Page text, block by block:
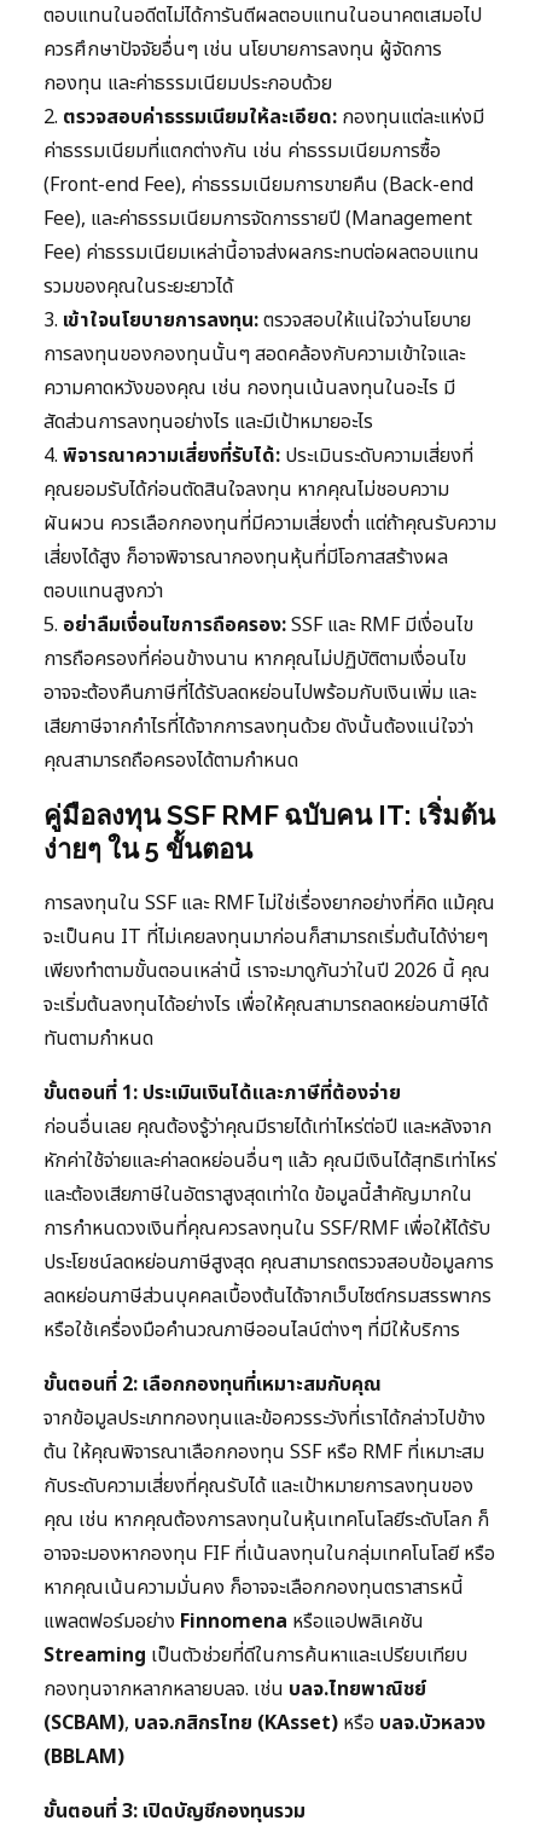
ตอบแทนในอดีตไม่ได้การันตีผลตอบแทนในอนาคตเสมอไป
ควรศึกษาปัจจัยอื่นๆ เช่น นโยบายการลงทุน ผู้จัดการ
กองทุน และค่าธรรมเนียมประกอบด้วย
2. ตรวจสอบค่าธรรมเนียมให้ละเอียด: กองทุนแต่ละแห่งมี
ค่าธรรมเนียมที่แตกต่างกัน เช่น ค่าธรรมเนียมการซื้อ
(Front-end Fee), ค่าธรรมเนียมการขายคืน (Back-end
Fee), และค่าธรรมเนียมการจัดการรายปี (Management
Fee) ค่าธรรมเนียมเหล่านี้อาจส่งผลกระทบต่อผลตอบแทน
รวมของคุณในระยะยาวได้
3. เข้าใจนโยบายการลงทุน:ตรวจสอบให้แน่ใจว่านโยบาย
การลงทุนของกองทุนนั้นๆ สอดคล้องกับความเข้าใจและ
ความคาดหวังของคุณ เช่น กองทุนเน้นลงทุนในอะไร มี
สัดส่วนการลงทุนอย่างไร และมีเป้าหมายอะไร
4. พิจารณาความเสี่ยงที่รับได้: ประเมินระดับความเสี่ยงที่
คุณยอมรับได้ก่อนตัดสินใจลงทุน หากคุณไม่ชอบความ
ผันผวน ควรเลือกกองทุนที่มีความเสี่ยงต่ำ แต่ถ้าคุณรับความ
เสี่ยงได้สูง ก็อาจพิจารณากองทุนหุ้นที่มีโอกาสสร้างผล
ตอบแทนสูงกว่า
5. อย่าลืมเงื่อนไขการถือครอง:SSF และ RMF มีเงื่อนไข
การถือครองที่ค่อนข้างนาน หากคุณไม่ปฏิบัติตามเงื่อนไข
อาจจะต้องคืนภาษีที่ได้รับลดหย่อนไปพร้อมกับเงินเพิ่ม และ
เสียภาษีจากกำไรที่ได้จากการลงทุนด้วย ดังนั้นต้องแน่ใจว่า
คุณสามารถถือครองได้ตามกำหนด
คู่มือลงทุน SSF RMF ฉบับคน IT: เริ่มต้น
ง่ายๆ ใน 5 ขั้นตอน
การลงทุนใน SSF และ RMF ไม่ใช่เรื่องยากอย่างที่คิด แม้คุณ
จะเป็นคน IT ที่ไม่เคยลงทุนมาก่อนก็สามารถเริ่มต้นได้ง่ายๆ
เพียงทำตามขั้นตอนเหล่านี้ เราจะมาดูกันว่าในปี 2026 นี้ คุณ
จะเริ่มต้นลงทุนได้อย่างไร เพื่อให้คุณสามารถลดหย่อนภาษีได้
ทันตามกำหนด
ขั้นตอนที่ 1: ประเมินเงินได้และภาษีที่ต้องจ่าย
ก่อนอื่นเลย คุณต้องรู้ว่าคุณมีรายได้เท่าไหร่ต่อปี และหลังจาก
หักค่าใช้จ่ายและค่าลดหย่อนอื่นๆ แล้ว คุณมีเงินได้สุทธิเท่าไหร่
และต้องเสียภาษีในอัตราสูงสุดเท่าใด ข้อมูลนี้สำคัญมากใน
การกำหนดวงเงินที่คุณควรลงทุนใน SSF/RMF เพื่อให้ได้รับ
ประโยชน์ลดหย่อนภาษีสูงสุด คุณสามารถตรวจสอบข้อมูลการ
ลดหย่อนภาษีส่วนบุคคลเบื้องต้นได้จากเว็บไซต์กรมสรรพากร
หรือใช้เครื่องมือคำนวณภาษีออนไลน์ต่างๆ ที่มีให้บริการ
ขั้นตอนที่ 2: เลือกกองทุนที่เหมาะสมกับคุณ
จากข้อมูลประเภทกองทุนและข้อควรระวังที่เราได้กล่าวไปข้าง
ต้น ให้คุณพิจารณาเลือกกองทุน SSF หรือ RMF ที่เหมาะสม
กับระดับความเสี่ยงที่คุณรับได้ และเป้าหมายการลงทุนของ
คุณ เช่น หากคุณต้องการลงทุนในหุ้นเทคโนโลยีระดับโลก ก็
อาจจะมองหากองทุน FIF ที่เน้นลงทุนในกลุ่มเทคโนโลยี หรือ
หากคุณเน้นความมั่นคง ก็อาจจะเลือกกองทุนตราสารหนี้
แพลตฟอร์มอย่าง Finnomena หรือแอปพลิเคชัน
Streaming เป็นตัวช่วยที่ดีในการค้นหาและเปรียบเทียบ
กองทุนจากหลากหลายบลจ. เช่น บลจ.ไทยพาณิชย์
(SCBAM), บลจ.กสิกรไทย (KAsset) หรือ บลจ.บัวหลวง
(BBLAM)
ขั้นตอนที่ 3: เปิดบัญชีกองทุนรวม